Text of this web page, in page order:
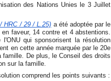
des Nations Unies le 3 Juillet
HRC / 29 / L.25) a été adoptée par le
faveur, 14 contre et 4 abstentions.
qui sponsorisent la résolution
en cette année marquée par le 20e
famille. De plus, le Conseil des droits
sur la famille.
comprend les points suivants :